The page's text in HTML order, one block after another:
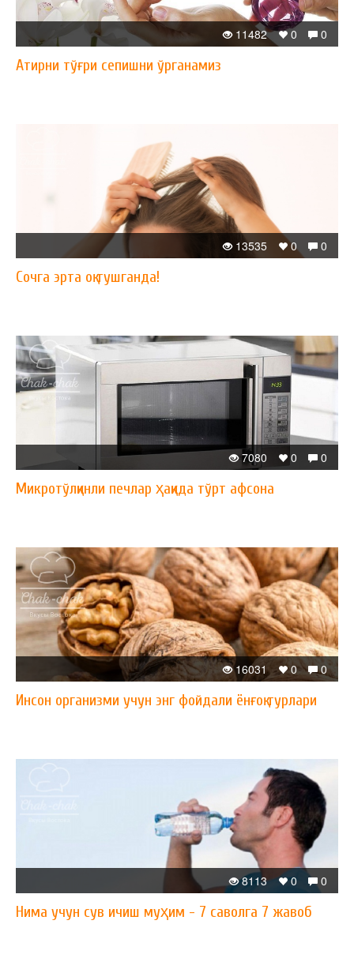
0
0
11482
Атирни тўғри сепишни ўрганамиз
0
0
13535
Сочга эрта оқ тушганда!
0
0
7080
Микротўлқинли печлар ҳақида тўрт афсона
0
0
16031
Инсон организми учун энг фойдали ёнғоқ турлари
0
0
8113
Нима учун сув ичиш муҳим - 7 саволга 7 жавоб